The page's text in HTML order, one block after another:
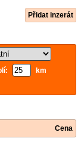
Přidat inzerát
km
Cena